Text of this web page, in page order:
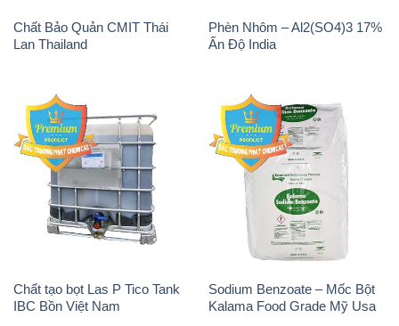
Chất Bảo Quản CMIT Thái
Lan Thailand
Phèn Nhôm – Al2(SO4)3 17%
Ấn Độ India
Chất tạo bọt Las P Tico Tank
IBC Bồn Việt Nam
Sodium Benzoate – Mốc Bột
Kalama Food Grade Mỹ Usa